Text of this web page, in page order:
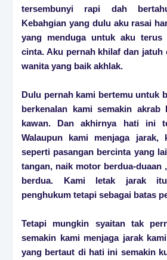
tersembunyi rapi dah
Kebahgian yang dulu aku rasai
yang menduga untuk aku terus
cinta. Aku pernah khilaf dan jatuh
wanita yang baik akhlak.
Dulu pernah kami bertemu untuk
berkenalan kami semakin akrab
kawan. Dan akhirnya hati ini
Walaupun kami menjaga jarak,
seperti pasangan bercinta yang
tangan, naik motor berdua-duaan
berdua. Kami letak jarak
penghukum tetapi sebagai batas
Tetapi mungkin syaitan tak
semakin kami menjaga jarak
yang bertaut di hati ini semakin